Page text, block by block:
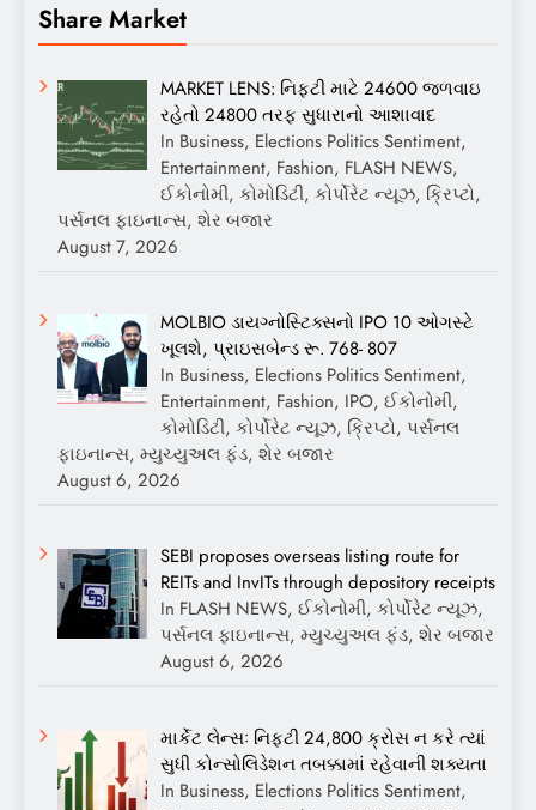
Share Market
MARKET LENS: નિફ્ટી માટે 24600 જળવાઇ
રહેતો 24800 તરફ સુધારાનો આશાવાદ
In Business, Elections Politics Sentiment,
Entertainment, Fashion, FLASH NEWS,
ઈકોનોમી, કોમોડિટી, કોર્પોરેટ ન્યૂઝ, ક્રિપ્ટો,
પર્સનલ ફાઇનાન્સ, શેર બજાર
August 7, 2026
MOLBIO ડાયગ્નોસ્ટિક્સનો IPO 10 ઓગસ્ટે
ખૂલશે, પ્રાઇસબેન્ડ રૂ. 768- 807
In Business, Elections Politics Sentiment,
Entertainment, Fashion, IPO, ઈકોનોમી,
કોમોડિટી, કોર્પોરેટ ન્યૂઝ, ક્રિપ્ટો, પર્સનલ
ફાઇનાન્સ, મ્યુચ્યુઅલ ફંડ, શેર બજાર
August 6, 2026
SEBI proposes overseas listing route for
REITs and InvITs through depository receipts
In FLASH NEWS, ઈકોનોમી, કોર્પોરેટ ન્યૂઝ,
પર્સનલ ફાઇનાન્સ, મ્યુચ્યુઅલ ફંડ, શેર બજાર
August 6, 2026
માર્કેટ લેન્સઃ નિફ્ટી 24,800 ક્રોસ ન કરે ત્યાં
સુધી કોન્સોલિડેશન તબક્કામાં રહેવાની શક્યતા
In Business, Elections Politics Sentiment,